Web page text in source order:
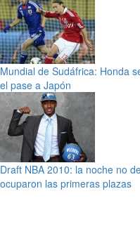
Mundial de Sudáfrica: Honda
el pase a Japón
Draft NBA 2010: la noche no
ocuparon las primeras plazas